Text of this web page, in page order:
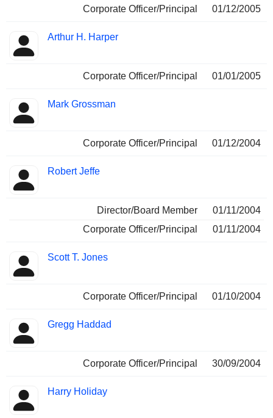
Corporate Officer/Principal 01/12/2005
Arthur H. Harper
Corporate Officer/Principal 01/01/2005
Mark Grossman
Corporate Officer/Principal 01/12/2004
Robert Jeffe
Director/Board Member
01/11/2004
Corporate Officer/Principal
01/11/2004
Scott T. Jones
Corporate Officer/Principal 01/10/2004
Gregg Haddad
Corporate Officer/Principal 30/09/2004
Harry Holiday